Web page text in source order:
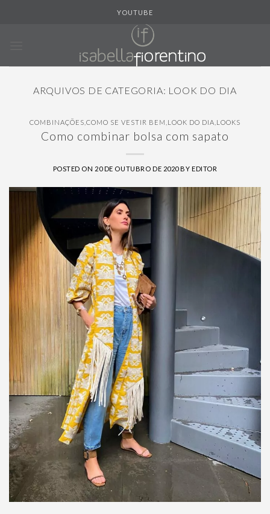
YOUTUBE
ARQUIVOS DE CATEGORIA: LOOK DO DIA
COMBINAÇÕES COMO SE VESTIR BEM LOOK DO DIA LOOKS
Como combinar bolsa com sapato
POSTED ON 20 DE OUTUBRO DE 2020BYEDITOR